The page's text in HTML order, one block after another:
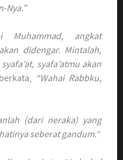
Nya.”
Muhammad, angkat
didengar. Mintalah,
syafa’atmu akan
“Wahai Rabbku,
(dari neraka) yang
seberat gandum.”